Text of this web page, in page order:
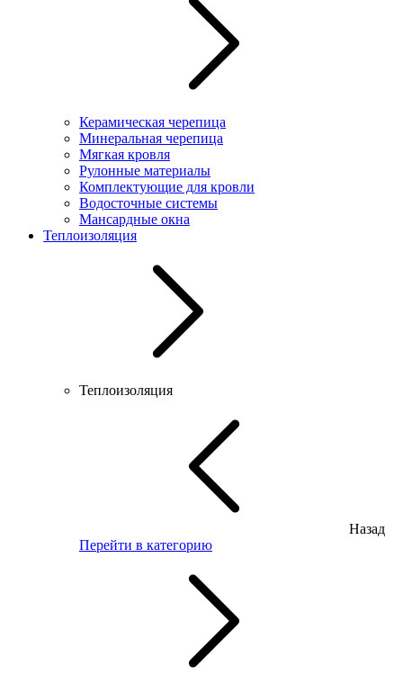
Керамическая черепица
Минеральная черепица
Мягкая кровля
Рулонные материалы
Комплектующие для кровли
Водосточные системы
Мансардные окна
Теплоизоляция
Теплоизоляция
Назад
Перейти в категорию